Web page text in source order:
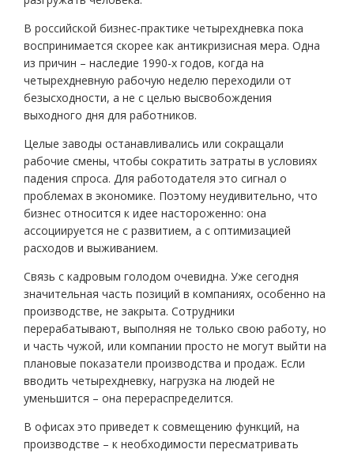
В российской бизнес-практике четырехдневка пока
воспринимается скорее как антикризисная мера. Одна
из причин – наследие 1990-х годов, когда на
четырехдневную рабочую неделю переходили от
безысходности, а не с целью высвобождения
выходного дня для работников.
Целые заводы останавливались или сокращали
рабочие смены, чтобы сократить затраты в условиях
падения спроса. Для работодателя это сигнал о
проблемах в экономике. Поэтому неудивительно, что
бизнес относится к идее настороженно: она
ассоциируется не с развитием, а с оптимизацией
расходов и выживанием.
Связь с кадровым голодом очевидна. Уже сегодня
значительная часть позиций в компаниях, особенно на
производстве, не закрыта. Сотрудники
перерабатывают, выполняя не только свою работу, но
и часть чужой, или компании просто не могут выйти на
плановые показатели производства и продаж. Если
вводить четырехдневку, нагрузка на людей не
уменьшится – она перераспределится.
В офисах это приведет к совмещению функций, на
производстве – к необходимости пересматривать